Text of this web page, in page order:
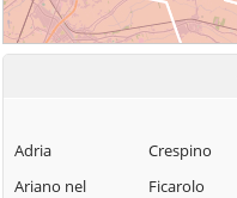
Adria
Ariano nel
Crespino
Ficarolo